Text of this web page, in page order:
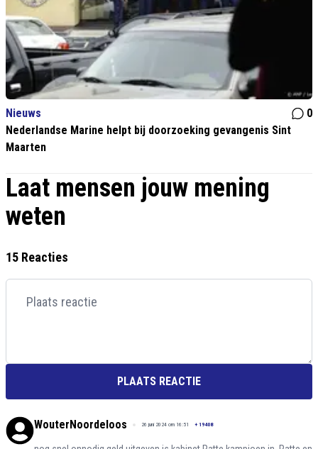
Nieuws
0
Nederlandse Marine helpt bij doorzoeking gevangenis Sint
Maarten
Laat mensen jouw mening
weten
15 Reacties
PLAATS REACTIE
WouterNoordeloos 26 juni 2024 om 16:51 + 19408